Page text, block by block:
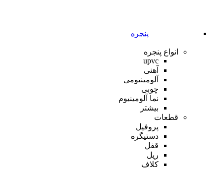
پنجره
انواع پنجره
upvc
آهنی
آلومینیومی
چوبی
نما آلومینیوم
بیشتر
قطعات
پروفیل
دستیگره
قفل
ریل
کلاف